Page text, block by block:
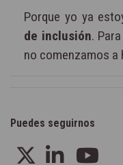
Porque yo ya
de inclusión.
no comenzamos a
Puedes seguirnos